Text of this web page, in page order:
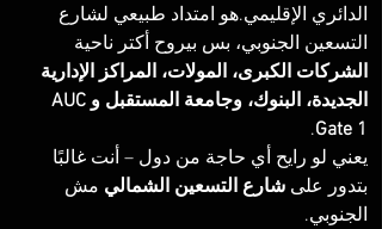
الدائري الإقليمي.هو امتداد طبيعي لشارع
التسعين الجنوبي، بس بيروح أكتر ناحية
الشركات الكبرى، المولات، المراكز الإدارية
الجديدة، البنوك، وجامعة المستقبل وAUC
Gate 1
.
يعني لو رايح أي حاجة من دول – أنت غالبًا
بتدور على شارع التسعين الشمالي مش
الجنوبي.